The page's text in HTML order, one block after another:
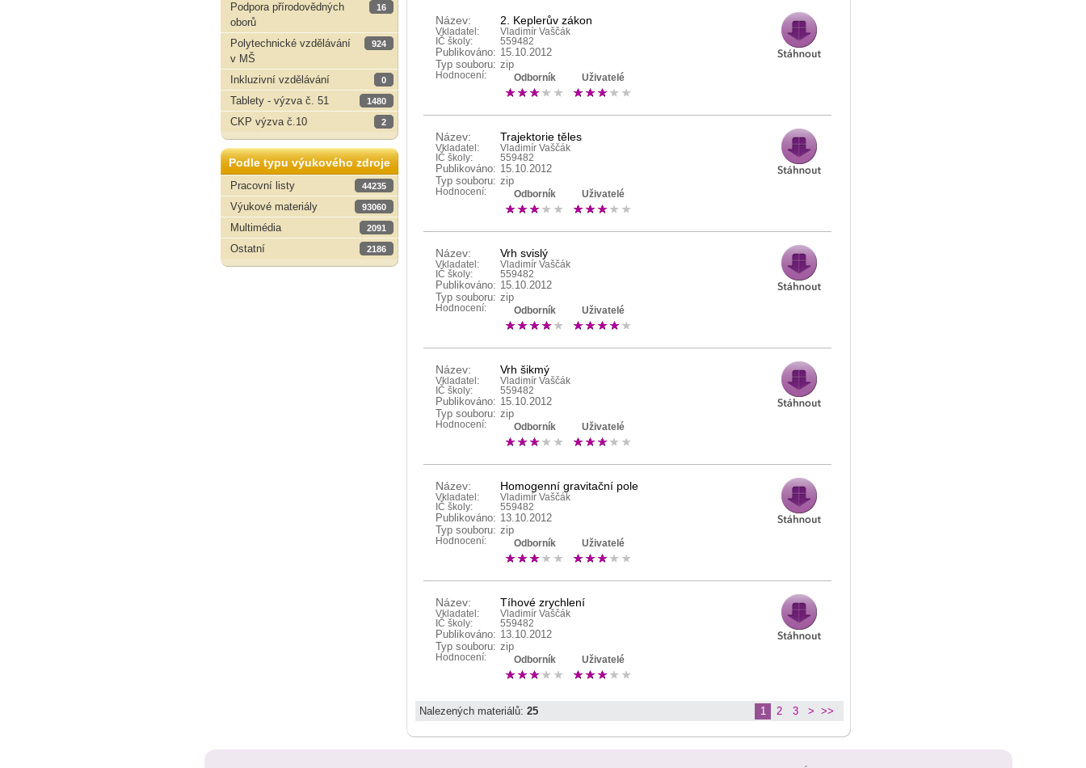
Podpora přírodovědných
oborů
16
Polytechnické vzdělávání
v MŠ
924
Inkluzivní vzdělávání 0
Tablety - výzva č. 51 1480
CKP výzva č.10 2
Podle typu výukového zdroje
Pracovní listy
44235
Výukové materiály 93060
Multimédia 2091
Ostatní 2186
Název: 2. Keplerův zákon
Vkladatel:
Vladimír Vaščák
IČ školy:
559482
Publikováno: 15.10.2012
Typ souboru: zip
Hodnocení: Odborník Uživatelé
Název: Trajektorie těles
Vkladatel:
Vladimír Vaščák
IČ školy:
559482
Publikováno: 15.10.2012
Typ souboru: zip
Hodnocení: Odborník Uživatelé
Název: Vrh svislý
Vkladatel:
Vladimír Vaščák
IČ školy:
559482
Publikováno: 15.10.2012
Typ souboru: zip
Hodnocení: Odborník Uživatelé
Název: Vrh šikmý
Vkladatel:
Vladimír Vaščák
IČ školy:
559482
Publikováno: 15.10.2012
Typ souboru: zip
Hodnocení: Odborník Uživatelé
Název: Homogenní gravitační pole
Vkladatel:
Vladimír Vaščák
IČ školy:
559482
Publikováno: 13.10.2012
Typ souboru: zip
Hodnocení: Odborník Uživatelé
Název: Tíhové zrychlení
Vkladatel:
Vladimír Vaščák
IČ školy:
559482
Publikováno: 13.10.2012
Typ souboru: zip
Hodnocení: Odborník Uživatelé
Nalezených materiálů: 25 1 2 3 > >>